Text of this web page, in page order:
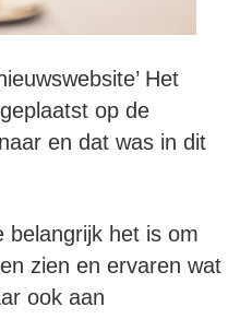
Het
op de
en dat was in dit
belangrijk het is om
zien en ervaren wat
ook aan